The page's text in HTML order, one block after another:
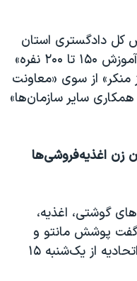
کل دادگستری استان
که «دوره آموزش ۱۵۰ تا ۲۰۰ نفره»
منکر» از سوی «معاونت
سایر سازمان‌ها»
زن اغذیه‌فروشی‌ها
گوشتی، اغذیه،
گفت پوشش مانتو و
مقنعه برای کارکنان زن کسبه این اتحادیه از یک‌شنبه ۱۵